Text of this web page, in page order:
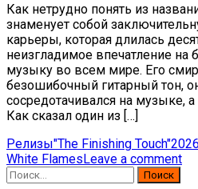
Как нетрудно понять из
знаменует собой
карьеры, которая длилась
неизгладимое впечатление на
музыку во всем мире. Его
безошибочный гитарный тон,
сосредотачивался на музыке,
Как сказал один из […]
Релизы"The Finishing Touch"2026
White FlamesLeave a comment
Найти: